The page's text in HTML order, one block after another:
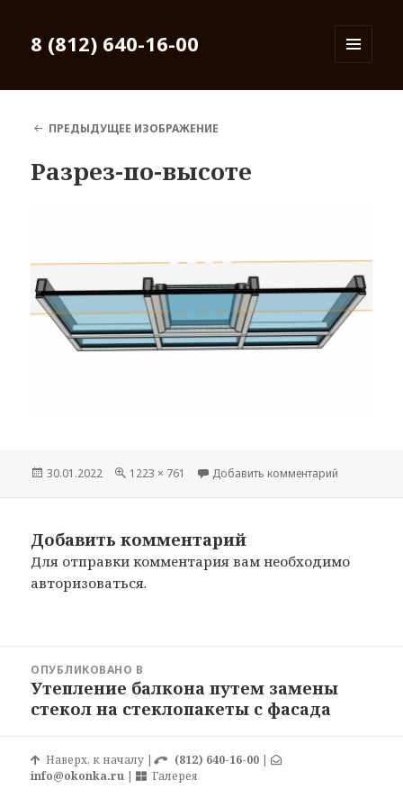
8 (812) 640-16-00
ПРЕДЫДУЩЕЕ ИЗОБРАЖЕНИЕ
Разрез-по-высоте
Опубликовано
30.01.2022
Полный
1223 × 761 Добавить комментарий
Добавить комментарий
Для отправки комментария вам необходимо
авторизоваться.
ОПУБЛИКОВАНО В
Утепление балкона путем замены
стекол на стеклопакеты с фасада
Наверх, к началу | (812) 640-16-00 |
info@okonka.ru | Галерея